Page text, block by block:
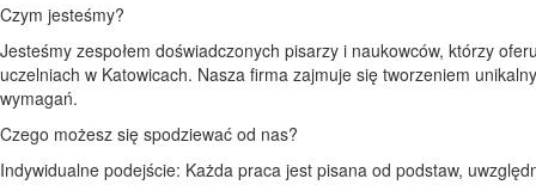
Czym jesteśmy?
Jesteśmy zespołem doświadczonych pisarzy i naukowców, którzy
uczelniach w Katowicach. Nasza firma zajmuje się tworzeniem
wymagań.
Czego możesz się spodziewać od nas?
Indywidualne podejście: Każda praca jest pisana od podstaw,